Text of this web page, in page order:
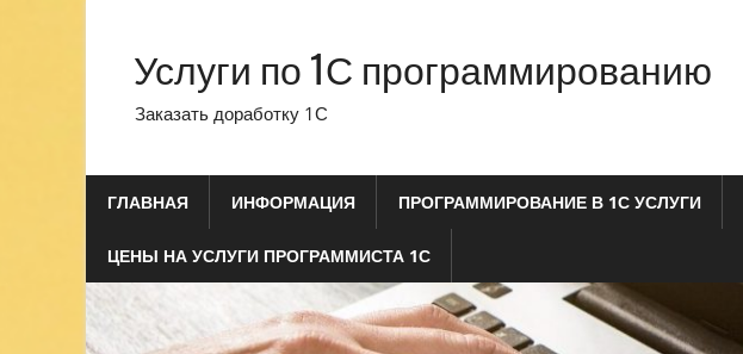
содержимому
Услуги по 1С программированию
Заказать доработку 1С
ГЛАВНАЯ ИНФОРМАЦИЯ ПРОГРАММИРОВАНИЕ В 1С УСЛУГИ
ЦЕНЫ НА УСЛУГИ ПРОГРАММИСТА 1С